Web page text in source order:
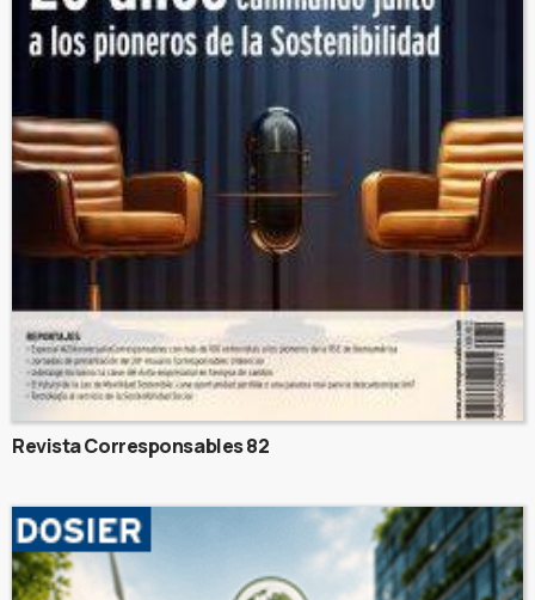
Revista Corresponsables 82